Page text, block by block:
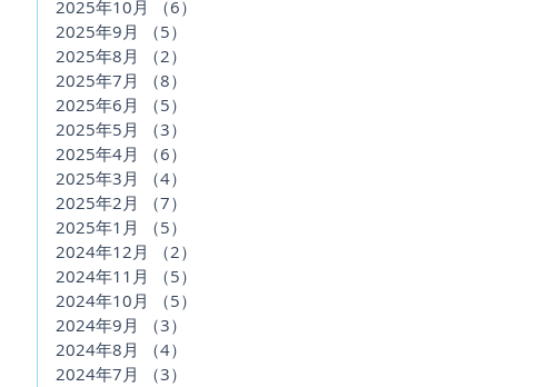
2025年10月
（6）
2025年9月
（5）
2025年8月
（2）
2025年7月
（8）
2025年6月
（5）
2025年5月
（3）
2025年4月
（6）
2025年3月
（4）
2025年2月
（7）
2025年1月
（5）
2024年12月
（2）
2024年11月
（5）
2024年10月
（5）
2024年9月
（3）
2024年8月
（4）
2024年7月
（3）